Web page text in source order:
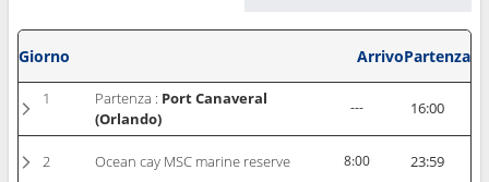
Giorno ArrivoPartenza
1 Partenza : Port Canaveral
(Orlando)
--- 16:00
2 Ocean cay MSC marine reserve 8:00 23:59